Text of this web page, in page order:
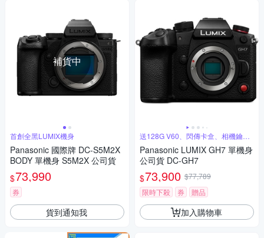
補貨中
首創全黑LUMIX機身
Panasonic 國際牌 DC-S5M2X
BODY 單機身 S5M2X 公司貨
$73,990
券
貨到通知我
送128G V60、閃傳卡盒、相機鑰匙
圈
Panasonic LUMIX GH7 單機身
公司貨 DC-GH7
$73,900 $77,789
限時下殺
券 贈品
加入購物車